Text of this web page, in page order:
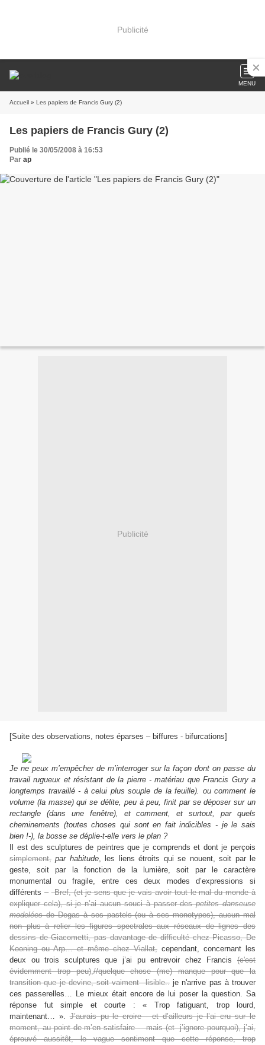
Publicité
MENU
Accueil » Les papiers de Francis Gury (2)
Les papiers de Francis Gury (2)
Publié le 30/05/2008 à 16:53
Par ap
Publicité
[Suite des observations, notes éparses – biffures - bifurcations]
Je ne peux m’empêcher de m’interroger sur la façon dont on passe du
travail rugueux et résistant de la pierre - matériau que Francis Gury a
longtemps travaillé - à celui plus souple de la feuille). ou comment le
volume (la masse) qui se délite, peu à peu, finit par se déposer sur un
rectangle (dans une fenêtre), et comment, et surtout, par quels
cheminements (toutes choses qui sont en fait indicibles - je le sais
bien !-), la bosse se déplie-t-elle vers le plan ?
Il est des sculptures de peintres que je comprends et dont je perçois
simplement, par habitude, les liens étroits qui se nouent, soit par le
geste, soit par la fonction de la lumière, soit par le caractère
monumental ou fragile, entre ces deux modes d’expressions si
différents –Bref, (et je sens que je vais avoir tout le mal du monde à
expliquer cela), si je n’ai aucun souci à passer despetites danseuse
modeléesde Degas à ses pastels (ou à ses monotypes), aucun mal
non plus à relier les figures spectrales aux réseaux de lignes des
dessins de Giacometti, pas davantage de difficulté chez Picasso, De
Kooning ou Arp… et même chez Viallat, cependant, concernant les
deux ou trois sculptures que j’ai pu entrevoir chez Francis (c'est
évidemment trop peu),//quelque chose (me) manque pour que la
transition que je devine, soit vaiment lisible.. je n'arrive pas à trouver
ces passerelles… Le mieux était encore de lui poser la question. Sa
réponse fut simple et courte : « Trop fatiguant, trop lourd,
maintenant… ».J’aurais pu le croire - et d’ailleurs je l’ai cru sur le
moment, au point de m’en satisfaire - mais (et j’ignore pourquoi), j’ai,
éprouvé aussitôt, le vague sentiment que cette réponse, trop